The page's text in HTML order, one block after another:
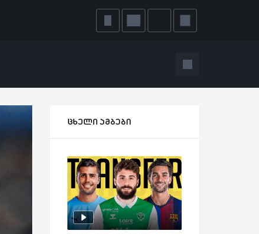
ცხელი ამბები